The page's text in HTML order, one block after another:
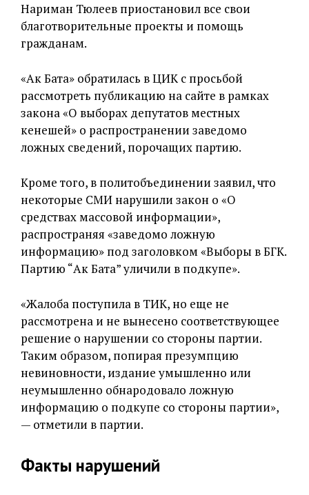
Нариман Тюлеев приостановил все свои
благотворительные проекты и помощь
гражданам.
«Ак Бата» обратилась в ЦИК с просьбой
рассмотреть публикацию на сайте в рамках
закона «О выборах депутатов местных
кенешей» о распространении заведомо
ложных сведений, порочащих партию.
Кроме того, в политобъединении заявил, что
некоторые СМИ нарушили закон о «О
средствах массовой информации»,
распространяя «заведомо ложную
информацию» под заголовком «Выборы в БГК.
Партию “Ак Бата” уличили в подкупе».
«Жалоба поступила в ТИК, но еще не
рассмотрена и не вынесено соответствующее
решение о нарушении со стороны партии.
Таким образом, попирая презумпцию
невиновности, издание умышленно или
неумышленно обнародовало ложную
информацию о подкупе со стороны партии»,
— отметили в партии.
Факты нарушений